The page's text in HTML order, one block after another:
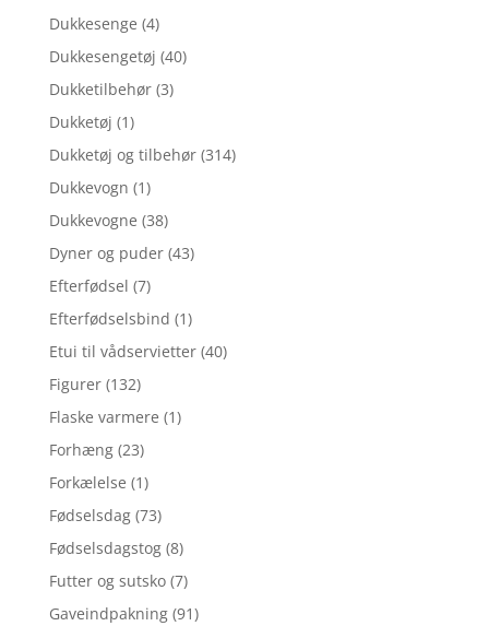
Dukkesenge (4)
Dukkesengetøj (40)
Dukketilbehør (3)
Dukketøj (1)
Dukketøj og tilbehør (314)
Dukkevogn (1)
Dukkevogne (38)
Dyner og puder (43)
Efterfødsel (7)
Efterfødselsbind (1)
Etui til vådservietter (40)
Figurer (132)
Flaske varmere (1)
Forhæng (23)
Forkælelse (1)
Fødselsdag (73)
Fødselsdagstog (8)
Futter og sutsko (7)
Gaveindpakning (91)